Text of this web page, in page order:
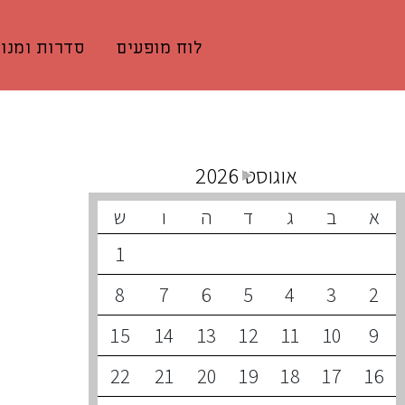
לוח מופעים סדרות
אוגוסט 2026
א ב ג ד ה ו
ש
1
2
3
4
5
6
7
8
9
10
11
12
13
14
15
16
17
18
19
20
21
22